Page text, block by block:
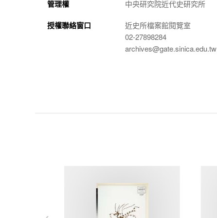
管理權 中央研究院近代史研究所
授權聯絡窗口
近史所檔案館閱覽室
02-27898284
archives@gate.sinica.edu.tw